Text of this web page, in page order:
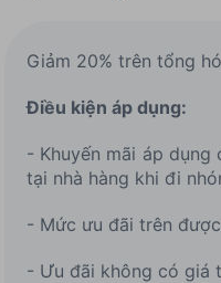
Giảm 20% trên tổng
Điều kiện áp dụng:
- Khuyến mãi áp
tại nhà hàng khi đi
- Mức ưu đãi trên
- Ưu đãi không có giá